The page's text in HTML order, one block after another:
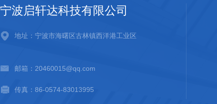
宁波启轩达科技有限公司
地址：宁波市海曙区古林镇西洋港工业区
邮箱：20460015@qq.com
传真：86-0574-83013995